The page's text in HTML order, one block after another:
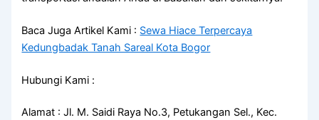
Baca Juga Artikel Kami : Sewa Hiace Terpercaya
Kedungbadak Tanah Sareal Kota Bogor
Hubungi Kami :
Alamat : Jl. M. Saidi Raya No.3, Petukangan Sel., Kec.